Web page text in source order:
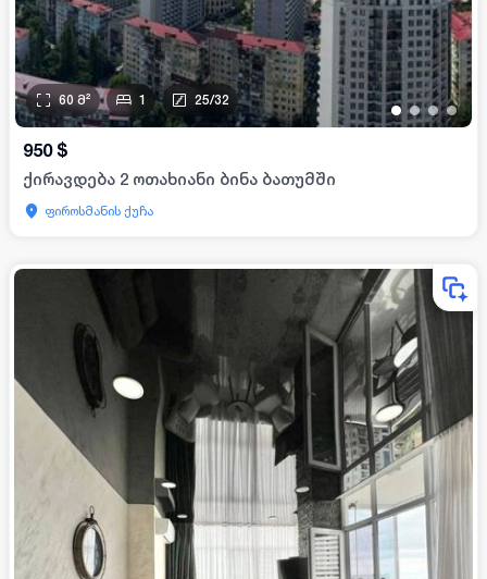
••••
60 მ² 1 25/32
950 $
ქირავდება 2 ოთახიანი ბინა ბათუმში
ფიროსმანის ქუჩა